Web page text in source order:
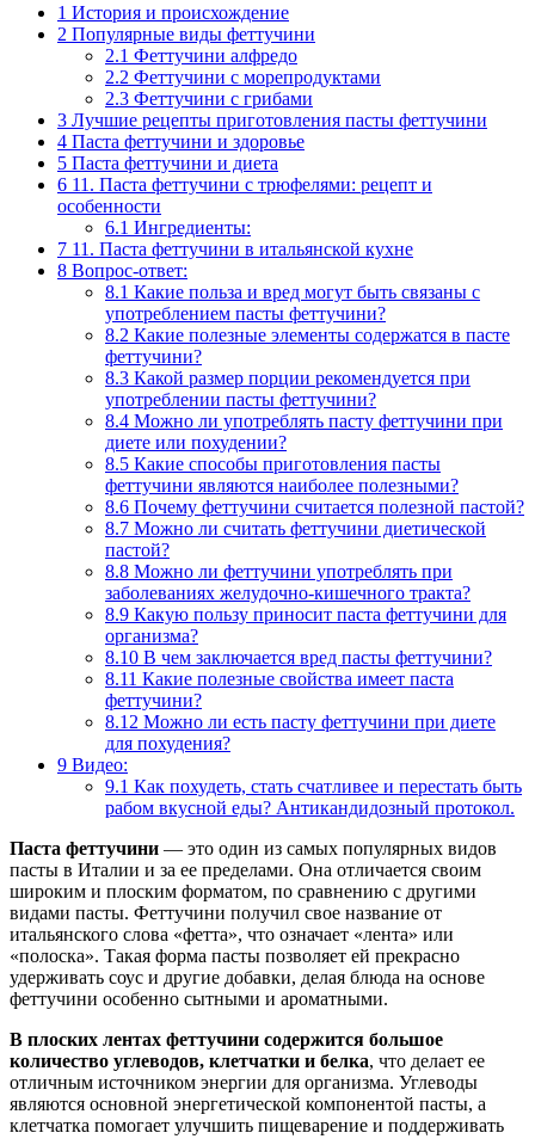
1 История и происхождение
2 Популярные виды феттучини
2.1 Феттучини алфредо
2.2 Феттучини с морепродуктами
2.3 Феттучини с грибами
3 Лучшие рецепты приготовления пасты феттучини
4 Паста феттучини и здоровье
5 Паста феттучини и диета
6 11. Паста феттучини с трюфелями: рецепт и
особенности
6.1 Ингредиенты:
7 11. Паста феттучини в итальянской кухне
8 Вопрос-ответ:
8.1 Какие польза и вред могут быть связаны с
употреблением пасты феттучини?
8.2 Какие полезные элементы содержатся в пасте
феттучини?
8.3 Какой размер порции рекомендуется при
употреблении пасты феттучини?
8.4 Можно ли употреблять пасту феттучини при
диете или похудении?
8.5 Какие способы приготовления пасты
феттучини являются наиболее полезными?
8.6 Почему феттучини считается полезной пастой?
8.7 Можно ли считать феттучини диетической
пастой?
8.8 Можно ли феттучини употреблять при
заболеваниях желудочно-кишечного тракта?
8.9 Какую пользу приносит паста феттучини для
организма?
8.10 В чем заключается вред пасты феттучини?
8.11 Какие полезные свойства имеет паста
феттучини?
8.12 Можно ли есть пасту феттучини при диете
для похудения?
9 Видео:
9.1 Как похудеть, стать счатливее и перестать быть
рабом вкусной еды? Антикандидозный протокол.
Паста феттучини — это один из самых популярных видов
пасты в Италии и за ее пределами. Она отличается своим
широким и плоским форматом, по сравнению с другими
видами пасты. Феттучини получил свое название от
итальянского слова «фетта», что означает «лента» или
«полоска». Такая форма пасты позволяет ей прекрасно
удерживать соус и другие добавки, делая блюда на основе
феттучини особенно сытными и ароматными.
В плоских лентах феттучини содержится большое
количество углеводов, клетчатки и белка, что делает ее
отличным источником энергии для организма. Углеводы
являются основной энергетической компонентой пасты, а
клетчатка помогает улучшить пищеварение и поддерживать